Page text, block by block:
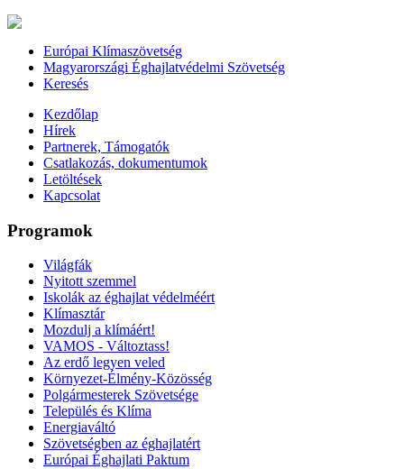
Európai Klímaszövetség
Magyarországi Éghajlatvédelmi Szövetség
Keresés
Kezdőlap
Hírek
Partnerek, Támogatók
Csatlakozás, dokumentumok
Letöltések
Kapcsolat
Programok
Világfák
Nyitott szemmel
Iskolák az éghajlat védelméért
Klímasztár
Mozdulj a klímáért!
VAMOS - Változtass!
Az erdő legyen veled
Környezet-Élmény-Közösség
Polgármesterek Szövetsége
Település és Klíma
Energiaváltó
Szövetségben az éghajlatért
Európai Éghajlati Paktum